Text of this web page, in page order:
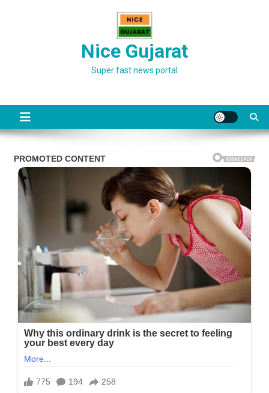
Nice Gujarat
Super fast news portal